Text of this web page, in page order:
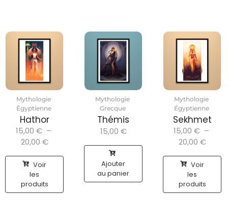
Mythologie
Égyptienne
Hathor
15,00 € –
20,00 €
Voir
les
produits
Mythologie
Grecque
Thémis
15,00 €
Ajouter
au panier
Mythologie
Égyptienne
Sekhmet
15,00 € –
20,00 €
Voir
les
produits